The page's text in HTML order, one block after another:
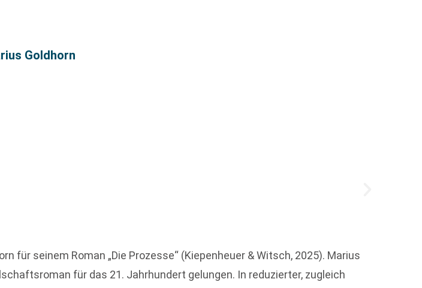
Goldhorn
für seinem Roman „Die Prozesse“ (Kiepenheuer & Witsch, 2025). Marius
für das 21. Jahrhundert gelungen. In reduzierter, zugleich